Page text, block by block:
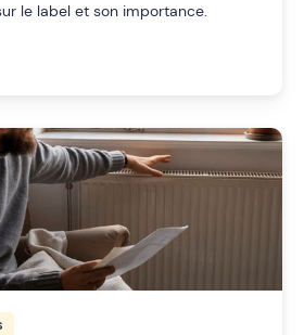
le label et son importance.